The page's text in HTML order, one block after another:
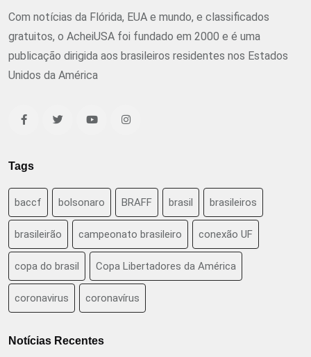
Com notícias da Flórida, EUA e mundo, e classificados
gratuitos, o AcheiUSA foi fundado em 2000 e é uma
publicação dirigida aos brasileiros residentes nos Estados
Unidos da América
Tags
baccf bolsonaro BRAFF brasil brasileiros
brasileirão campeonato brasileiro conexão UF
copa do brasil Copa Libertadores da América
coronavirus coronavírus
Notícias Recentes